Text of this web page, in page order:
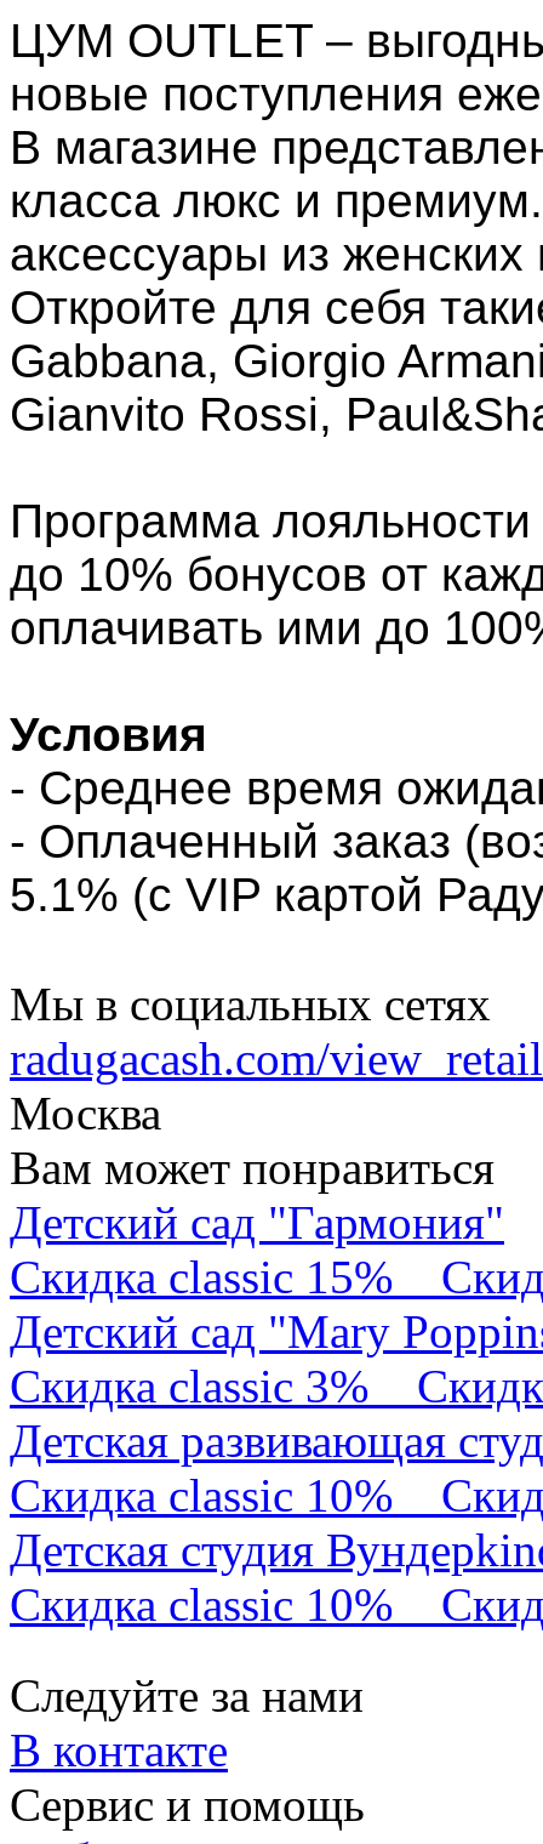
ЦУМ OUTLET –
новые поступления
В магазине
класса люкс и
аксессуары из
Откройте для себя
Gabbana, Giorgio
Gianvito Rossi,
Программа лояльности
до 10% бонусов от
оплачивать ими до
Условия
- Среднее время
- Оплаченный заказ
5.1% (с VIP картой
Мы в социальных сетях
radugacash.com/
Москва
Вам может понравиться
Детский сад "Гармония"
Скидка classic 15%
Детский сад "Mary
Скидка classic 3%
Детская развивающая
Скидка classic 10%
Детская студия
Скидка classic 10%
Следуйте за нами
В контакте
Сервис и помощь